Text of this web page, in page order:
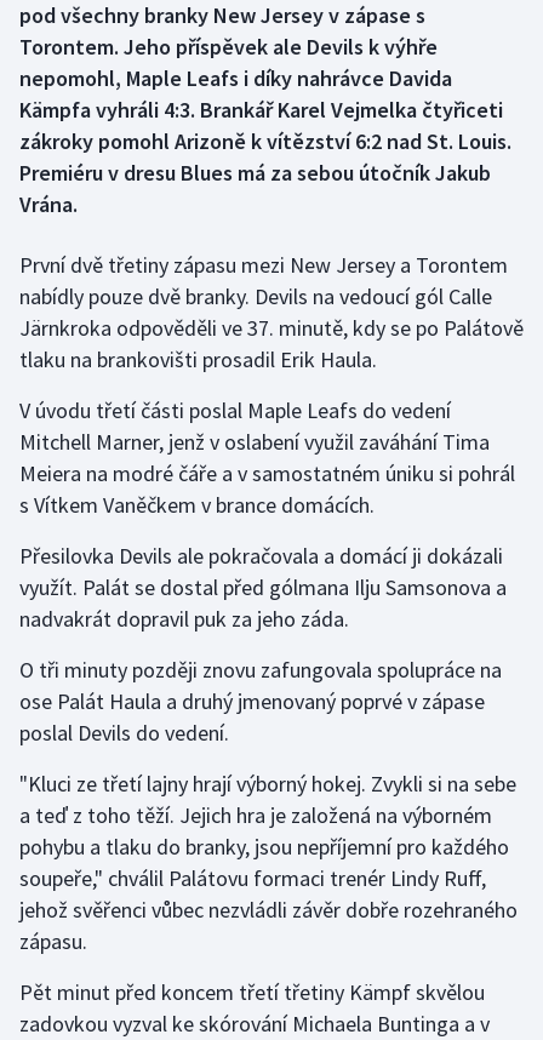
Box
Curling
Dostihy
Florbal
Futsal
Golf
Gymnastika
Házená
Jezdectví
Krasobruslení
Lezení
Lyže a snowboard
Moderní pětiboj
Olympijské hry
Parasport
Plavání
pod všechny branky New Jersey v zápase s
Torontem. Jeho příspěvek ale Devils k výhře
nepomohl, Maple Leafs i díky nahrávce Davida
Kämpfa vyhráli 4:3. Brankář Karel Vejmelka čtyřiceti
zákroky pomohl Arizoně k vítězství 6:2 nad St. Louis.
Premiéru v dresu Blues má za sebou útočník Jakub
Vrána.
První dvě třetiny zápasu mezi New Jersey a Torontem
nabídly pouze dvě branky. Devils na vedoucí gól Calle
Järnkroka odpověděli ve 37. minutě, kdy se po Palátově
tlaku na brankovišti prosadil Erik Haula.
V úvodu třetí části poslal Maple Leafs do vedení
Mitchell Marner, jenž v oslabení využil zaváhání Tima
Meiera na modré čáře a v samostatném úniku si pohrál
s Vítkem Vaněčkem v brance domácích.
Přesilovka Devils ale pokračovala a domácí ji dokázali
využít. Palát se dostal před gólmana Ilju Samsonova a
nadvakrát dopravil puk za jeho záda.
O tři minuty později znovu zafungovala spolupráce na
ose Palát Haula a druhý jmenovaný poprvé v zápase
poslal Devils do vedení.
"Kluci ze třetí lajny hrají výborný hokej. Zvykli si na sebe
a teď z toho těží. Jejich hra je založená na výborném
pohybu a tlaku do branky, jsou nepříjemní pro každého
soupeře," chválil Palátovu formaci trenér Lindy Ruff,
jehož svěřenci vůbec nezvládli závěr dobře rozehraného
zápasu.
Pět minut před koncem třetí třetiny Kämpf skvělou
zadovkou vyzval ke skórování Michaela Buntinga a v